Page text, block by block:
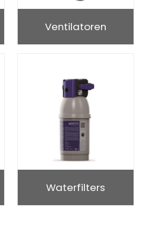
Ventilatoren
Waterfilters